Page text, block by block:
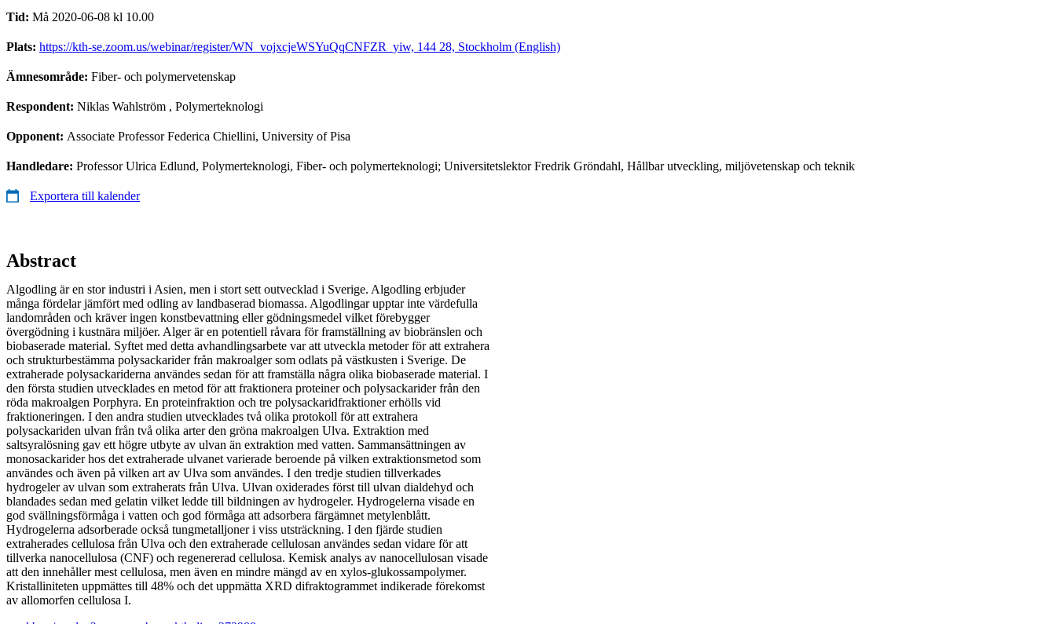
Tid: Må 2020-06-08 kl 10.00
Plats: https://kth-se.zoom.us/webinar/register/WN_vojxcjeWSYuQqCNFZR_yiw, 144 28, Stockholm (English)
Ämnesområde: Fiber- och polymervetenskap
Respondent: Niklas Wahlström , Polymerteknologi
Opponent: Associate Professor Federica Chiellini, University of Pisa
Handledare: Professor Ulrica Edlund, Polymerteknologi, Fiber- och polymerteknologi; Universitetslektor Fredrik Gröndahl, Hållbar utveckling, miljövetenskap och teknik
Exportera till kalender
Abstract
Algodling är en stor industri i Asien, men i stort sett outvecklad i Sverige. Algodling erbjuder
många fördelar jämfört med odling av landbaserad biomassa. Algodlingar upptar inte värdefulla
landområden och kräver ingen konstbevattning eller gödningsmedel vilket förebygger
övergödning i kustnära miljöer. Alger är en potentiell råvara för framställning av biobränslen och
biobaserade material. Syftet med detta avhandlingsarbete var att utveckla metoder för att extrahera
och strukturbestämma polysackarider från makroalger som odlats på västkusten i Sverige. De
extraherade polysackariderna användes sedan för att framställa några olika biobaserade material. I
den första studien utvecklades en metod för att fraktionera proteiner och polysackarider från den
röda makroalgen Porphyra. En proteinfraktion och tre polysackaridfraktioner erhölls vid
fraktioneringen. I den andra studien utvecklades två olika protokoll för att extrahera
polysackariden ulvan från två olika arter den gröna makroalgen Ulva. Extraktion med
saltsyralösning gav ett högre utbyte av ulvan än extraktion med vatten. Sammansättningen av
monosackarider hos det extraherade ulvanet varierade beroende på vilken extraktionsmetod som
användes och även på vilken art av Ulva som användes. I den tredje studien tillverkades
hydrogeler av ulvan som extraherats från Ulva. Ulvan oxiderades först till ulvan dialdehyd och
blandades sedan med gelatin vilket ledde till bildningen av hydrogeler. Hydrogelerna visade en
god svällningsförmåga i vatten och god förmåga att adsorbera färgämnet metylenblått.
Hydrogelerna adsorberade också tungmetalljoner i viss utsträckning. I den fjärde studien
extraherades cellulosa från Ulva och den extraherade cellulosan användes sedan vidare för att
tillverka nanocellulosa (CNF) och regenererad cellulosa. Kemisk analys av nanocellulosan visade
att den innehåller mest cellulosa, men även en mindre mängd av en xylos-glukossampolymer.
Kristalliniteten uppmättes till 48% och det uppmätta XRD difraktogrammet indikerade förekomst
av allomorfen cellulosa I.